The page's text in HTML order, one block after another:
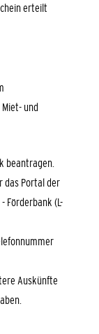
erteilt
und
beantragen.
das Portal der
Förderbank (L-
Auskünfte